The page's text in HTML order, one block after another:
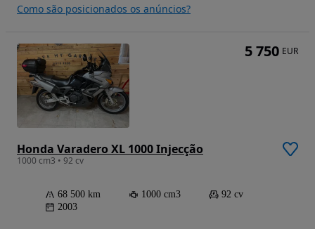
Como são posicionados os anúncios?
Honda Varadero XL 1000 Injecção
1000 cm3 • 92 cv
68 500 km 1000 cm3
92 cv
2003
5 750 EUR